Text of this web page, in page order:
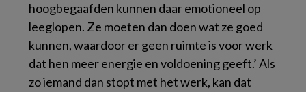
hoogbegaafden kunnen daar emotioneel op
leeglopen. Ze moeten dan doen wat ze goed
kunnen, waardoor er geen ruimte is voor werk
dat hen meer energie en voldoening geeft.’ Als
zo iemand dan stopt met het werk, kan dat